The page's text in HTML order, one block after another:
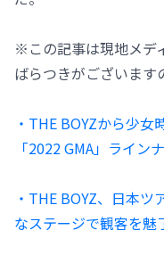
※この記事は現地メデ
ばらつきがございます
・THE BOYZから少
「2022 GMA」ライン
・THE BOYZ、日本
なステージで観客を